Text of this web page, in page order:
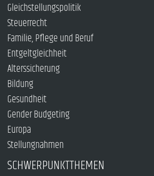
Gleichstellungspolitik
Steuerrecht
Familie, Pflege und Beruf
Entgeltgleichheit
Alterssicherung
Bildung
Gesundheit
Gender Budgeting
Europa
Stellungnahmen
SCHWERPUNKTTHEMEN